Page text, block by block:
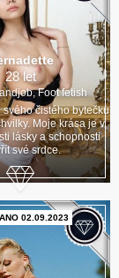
28 let
Foot fetish
svého čistého bytečku
Moje krása je v
lásky a schopnosti
své srdce.
02.09.2023